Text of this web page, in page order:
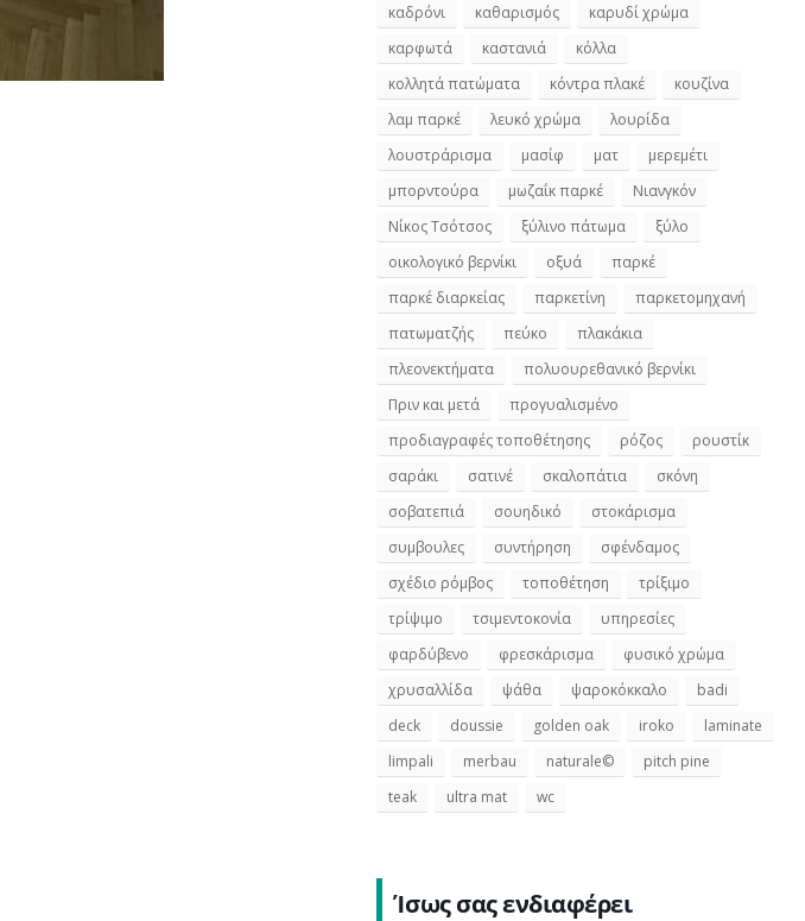
καδρόνι
καθαρισμός
καρυδί χρώμα
καρφωτά
καστανιά
κόλλα
κολλητά πατώματα
κόντρα πλακέ
κουζίνα
λαμ παρκέ
λευκό χρώμα
λουρίδα
λουστράρισμα
μασίφ ματ
μερεμέτι
μπορντούρα
μωζαΐκ παρκέ
Νιανγκόν
Νίκος Τσότσος
ξύλινο πάτωμα
ξύλο
οικολογικό βερνίκι
οξυά
παρκέ
παρκέ διαρκείας
παρκετίνη
παρκετομηχανή
πατωματζής
πεύκο
πλακάκια
πλεονεκτήματα
πολυουρεθανικό βερνίκι
Πριν και μετά
προγυαλισμένο
προδιαγραφές τοποθέτησης
ρόζος
ρουστίκ
σαράκι
σατινέ σκαλοπάτια
σκόνη
σοβατεπιά
σουηδικό
στοκάρισμα
συμβουλες
συντήρηση
σφένδαμος
σχέδιο ρόμβος
τοποθέτηση
τρίξιμο
τρίψιμο
τσιμεντοκονία
υπηρεσίες
φαρδύβενο
φρεσκάρισμα
φυσικό χρώμα
χρυσαλλίδα
ψάθα ψαροκόκκαλο
badi
deck
doussie golden oak iroko
laminate
limpali
merbau naturale©
pitch pine
teak
ultra mat wc
Ίσως σας ενδιαφέρει